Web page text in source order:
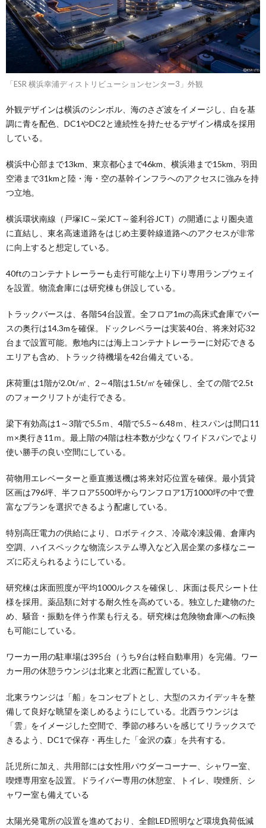
「ESR 横浜幸浦ディストリビューションセンター3」外観
外観デザインは横浜のシンボル、海のさざ波をイメージし、白を基
調に青を配色、DC1やDC2と連続性を持たせるデザイン構成を採用
している。
横浜中心部まで13km、東京都心まで46km、横浜港まで15km、羽田
空港まで31kmと陸・海・空の基幹インフラへのアクセスに強みを持
つ立地。
横浜環状南線（戸塚IC～栄JCT～釜利谷JCT）の開通により圏央道
に直結し、東名高速道路をはじめ主要幹線道路へのアクセスが非常
に向上すると想定している。
40ftのコンテナトレーラーも走行可能な上り下り専用ランプウェイ
を設置。物流倉庫には研究棟も併設している。
トラックバースは、各階54台設置。全フロア1mの高床式倉庫でバー
スの奥行は14.3mを確保。ドックレベラーは実装40台、将来対応32
台まで設置可能。敷地内には海上コンテナトレーラーに対応できる
エリアも含め、トラック待機場を42台備えている。
床荷重は1階が2.0t/㎡、2～4階は1.5t/㎡を確保し、全ての階で2.5t
のフォークリフトが走行できる。
梁下有効高は1～3階で5.5ｍ、4階で5.5～6.48ｍ、柱スパンは間口11
ｍ×奥行き11ｍ。最上階の4階は柱本数が少なくワイドスパンでより
使い勝手の良い空間にしている。
荷物用エレベーターと垂直搬送機は将来対応位置を確保。最小賃貸
区画は796坪、半フロア5500坪からワンフロア1万1000坪の中で豊
富なプランを選択できるよう配慮している。
特別高圧電力の供給により、ロボティクス、冷蔵冷凍設備、倉庫内
空調、ハイスペックな物流システム導入など入居企業の多様なニー
ズに応えられるようにしている。
研究棟は床面照度が平均1000ルクスを確保し、床面は長尺シート仕
様を採用。薬品類に対する耐久性を高めている。独立した建物のた
め、騒音・振動を伴う作業も行える。研究棟は危険物倉庫への転換
も可能にしている。
ワーカー用の駐車場は395台（うち9台は軽自動車用）を完備。ワー
カー用の休憩ラウンジは北東と北西に配置している。
北東ラウンジは「船」をコンセプトとし、大型のスカイデッキを整
備して良好な眺望を楽しめるようにしている。北西ラウンジは
「雲」をイメージした空間で、季節の移ろいを感じてリラックスで
きるよう、DC1で保存・再生した「金沢の森」を共有する。
託児所に加え、共用部には女性用パウダーコーナー、シャワー室、
喫煙専用室を設置。ドライバー専用の休憩室、トイレ、喫煙所、シ
ャワー室も備えている
太陽光発電所の設置を進めており、全館LED照明など環境負荷低減